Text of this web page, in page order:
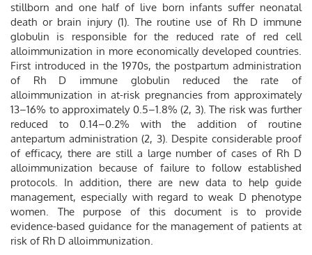
stillborn and one half of live born infants suffer neonatal
death or brain injury (1). The routine use of Rh D immune
globulin is responsible for the reduced rate of red cell
alloimmunization in more economically developed countries.
First introduced in the 1970s, the postpartum administration
of Rh D immune globulin reduced the rate of
alloimmunization in at-risk pregnancies from approximately
13–16% to approximately 0.5–1.8% (2, 3). The risk was further
reduced to 0.14–0.2% with the addition of routine
antepartum administration (2, 3). Despite considerable proof
of efficacy, there are still a large number of cases of Rh D
alloimmunization because of failure to follow established
protocols. In addition, there are new data to help guide
management, especially with regard to weak D phenotype
women. The purpose of this document is to provide
evidence-based guidance for the management of patients at
risk of Rh D alloimmunization.